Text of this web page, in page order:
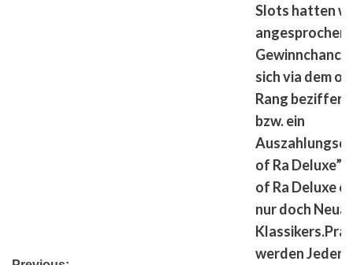
Slots hatten
sich via dem
Rang
bzw. ein
of Ra Deluxe”
of Ra Deluxe
nur doch
werden